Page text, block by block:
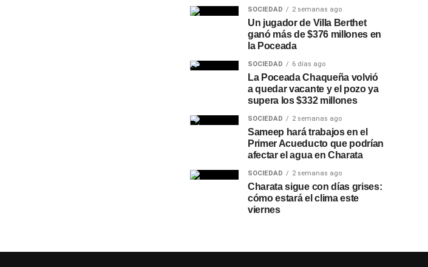
SOCIEDAD 2 semanas ago
Un jugador de Villa Berthet
ganó más de $376 millones en
la Poceada
SOCIEDAD 6 días ago
La Poceada Chaqueña volvió
a quedar vacante y el pozo ya
supera los $332 millones
SOCIEDAD 2 semanas ago
Sameep hará trabajos en el
Primer Acueducto que podrían
afectar el agua en Charata
SOCIEDAD 2 semanas ago
Charata sigue con días grises:
cómo estará el clima este
viernes